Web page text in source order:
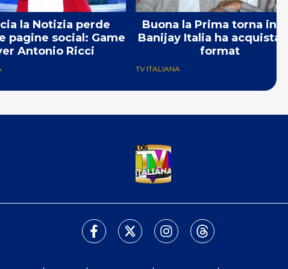
la Notizia perde
pagine social: Game
Antonio Ricci
Buona la Prima torna in
Banijay Italia ha
format
TV ITALIANA